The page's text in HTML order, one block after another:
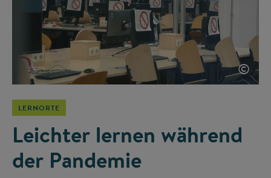
©
LERNORTE
Leichter lernen während
der Pandemie